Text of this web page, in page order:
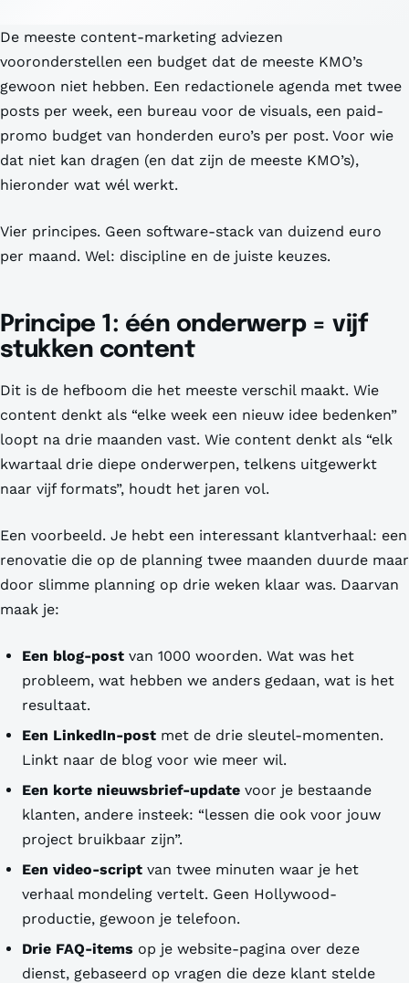
De meeste content-marketing adviezen
vooronderstellen een budget dat de meeste KMO’s
gewoon niet hebben. Een redactionele agenda met twee
posts per week, een bureau voor de visuals, een paid-
promo budget van honderden euro’s per post. Voor wie
dat niet kan dragen (en dat zijn de meeste KMO’s),
hieronder wat wél werkt.
Vier principes. Geen software-stack van duizend euro
per maand. Wel: discipline en de juiste keuzes.
Principe 1: één onderwerp = vijf
stukken content
Dit is de hefboom die het meeste verschil maakt. Wie
content denkt als “elke week een nieuw idee bedenken”
loopt na drie maanden vast. Wie content denkt als “elk
kwartaal drie diepe onderwerpen, telkens uitgewerkt
naar vijf formats”, houdt het jaren vol.
Een voorbeeld. Je hebt een interessant klantverhaal: een
renovatie die op de planning twee maanden duurde maar
door slimme planning op drie weken klaar was. Daarvan
maak je:
Een blog-post van 1000 woorden. Wat was het
probleem, wat hebben we anders gedaan, wat is het
resultaat.
Een LinkedIn-post met de drie sleutel-momenten.
Linkt naar de blog voor wie meer wil.
Een korte nieuwsbrief-update voor je bestaande
klanten, andere insteek: “lessen die ook voor jouw
project bruikbaar zijn”.
Een video-script van twee minuten waar je het
verhaal mondeling vertelt. Geen Hollywood-
productie, gewoon je telefoon.
Drie FAQ-items op je website-pagina over deze
dienst, gebaseerd op vragen die deze klant stelde